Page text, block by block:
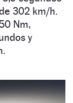
302 km/h.
Nm,
y